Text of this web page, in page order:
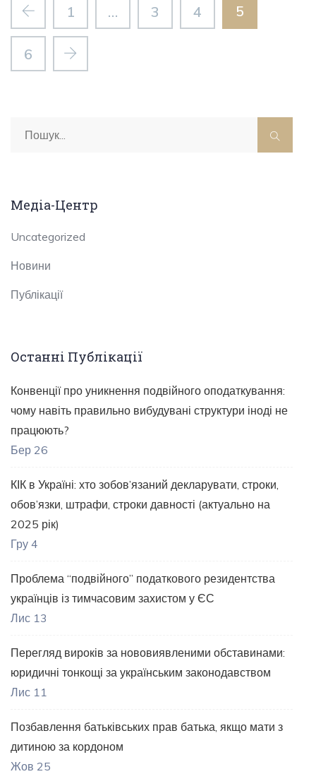
1 … 3 4 5
6
Медіа-Центр
Uncategorized
Новини
Публікації
Останні Публікації
Конвенції про уникнення подвійного оподаткування:
чому навіть правильно вибудувані структури іноді не
працюють?
Бер 26
КІК в Україні: хто зобов’язаний декларувати, строки,
обов’язки, штрафи, строки давності (актуально на
2025 рік)
Гру 4
Проблема “подвійного” податкового резидентства
українців із тимчасовим захистом у ЄС
Лис 13
Перегляд вироків за нововиявленими обставинами:
юридичні тонкощі за українським законодавством
Лис 11
Позбавлення батьківських прав батька, якщо мати з
дитиною за кордоном
Жов 25